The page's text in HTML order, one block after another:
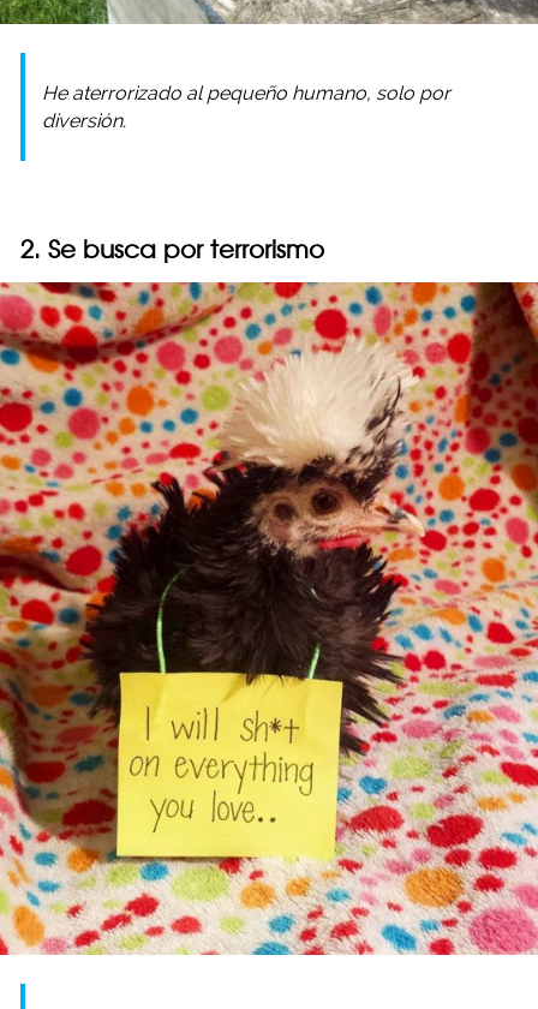
He aterrorizado al pequeño humano, solo por
diversión.
2. Se busca por terrorismo